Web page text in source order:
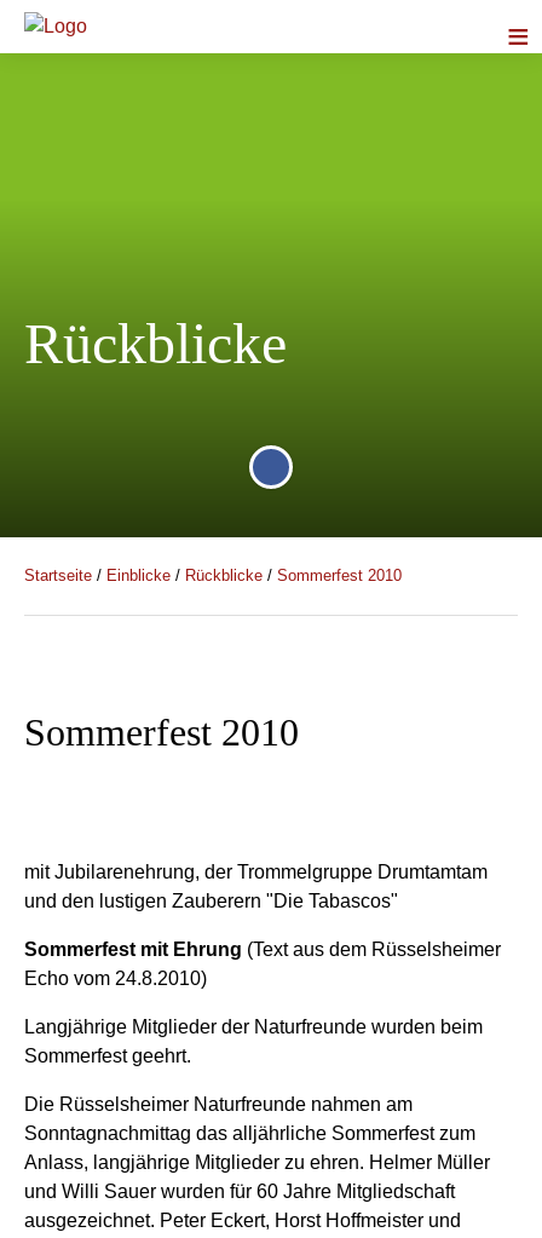
≡
Rückblicke
Startseite / Einblicke / Rückblicke / Sommerfest 2010
Sommerfest 2010
mit Jubilarenehrung, der Trommelgruppe Drumtamtam
und den lustigen Zauberern "Die Tabascos"
Sommerfest mit Ehrung (Text aus dem Rüsselsheimer
Echo vom 24.8.2010)
Langjährige Mitglieder der Naturfreunde wurden beim
Sommerfest geehrt.
Die Rüsselsheimer Naturfreunde nahmen am
Sonntagnachmittag das alljährliche Sommerfest zum
Anlass, langjährige Mitglieder zu ehren. Helmer Müller
und Willi Sauer wurden für 60 Jahre Mitgliedschaft
ausgezeichnet. Peter Eckert, Horst Hoffmeister und